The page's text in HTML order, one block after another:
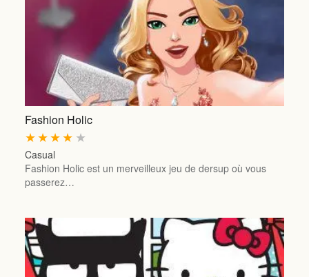
Fashion Holic
★
★
★
★
★
Casual
Fashion Holic est un merveilleux jeu de dersup où vous
passerez…